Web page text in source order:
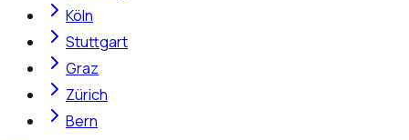
Köln
Stuttgart
Graz
Zürich
Bern